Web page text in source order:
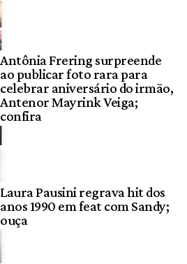
Antônia Frering surpreende
ao publicar foto rara para
celebrar aniversário do irmão,
Antenor Mayrink Veiga;
confira
Laura Pausini regrava hit dos
anos 1990 em feat com Sandy;
ouça